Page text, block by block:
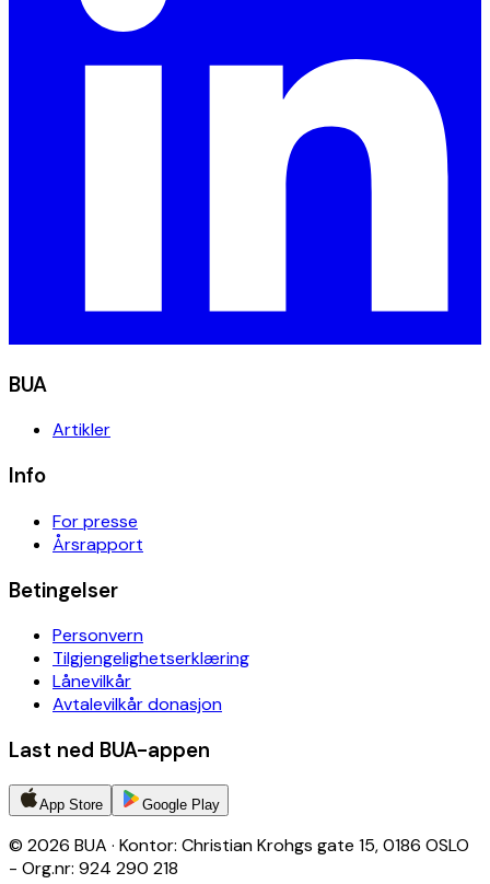
BUA
Artikler
Info
For presse
Årsrapport
Betingelser
Personvern
Tilgjengelighetserklæring
Lånevilkår
Avtalevilkår donasjon
Last ned BUA-appen
App Store Google Play
© 2026 BUA · Kontor: Christian Krohgs gate 15, 0186 OSLO
- Org.nr: 924 290 218